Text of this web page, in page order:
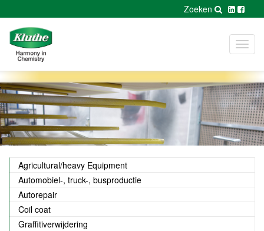
Zoeken
Agricultural/heavy Equipment
Automobiel-, truck-, busproductie
Autorepair
Coil coat
Graffitiverwijdering